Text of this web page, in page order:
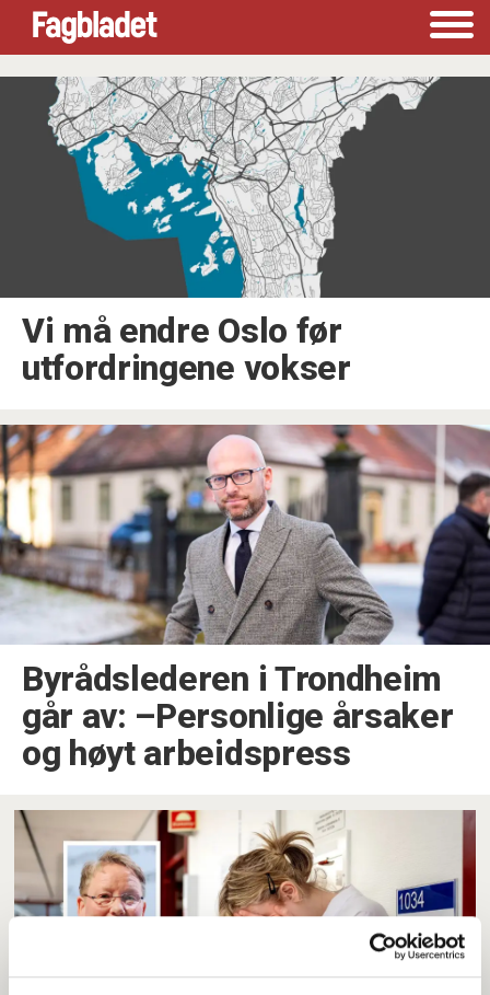
Tag:
byråd
Vi må endre Oslo før
utfordringene vokser
Byrådslederen i Trondheim
går av: –Personlige årsaker
og høyt arbeidspress